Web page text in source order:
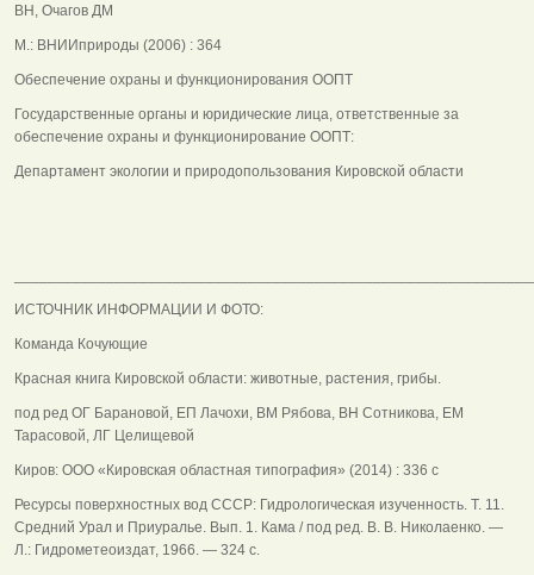
ВН, Очагов ДМ
М.: ВНИИприроды (2006) : 364
Обеспечение охраны и функционирования ООПТ
Государственные органы и юридические лица, ответственные за
обеспечение охраны и функционирование ООПТ:
Департамент экологии и природопользования Кировской области
ИСТОЧНИК ИНФОРМАЦИИ И ФОТО:
Команда Кочующие
Красная книга Кировской области: животные, растения, грибы.
под ред ОГ Барановой, ЕП Лачохи, ВМ Рябова, ВН Сотникова, ЕМ
Тарасовой, ЛГ Целищевой
Киров: ООО «Кировская областная типография» (2014) : 336 с
Ресурсы поверхностных вод СССР: Гидрологическая изученность. Т. 11.
Средний Урал и Приуралье. Вып. 1. Кама / под ред. В. В. Николаенко. —
Л.: Гидрометеоиздат, 1966. — 324 с.